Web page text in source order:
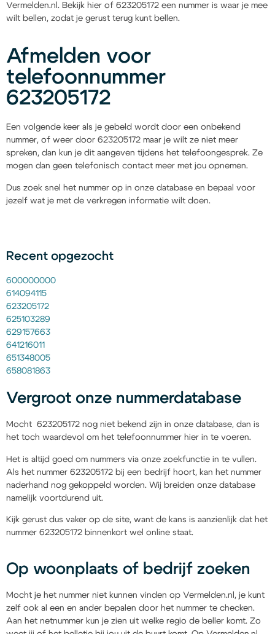
Vermelden.nl. Bekijk hier of 623205172 een nummer is waar je mee
wilt bellen, zodat je gerust terug kunt bellen.
Afmelden voor
telefoonnummer
623205172
Een volgende keer als je gebeld wordt door een onbekend
nummer, of weer door 623205172 maar je wilt ze niet meer
spreken, dan kun je dit aangeven tijdens het telefoongesprek. Ze
mogen dan geen telefonisch contact meer met jou opnemen.
Dus zoek snel het nummer op in onze database en bepaal voor
jezelf wat je met de verkregen informatie wilt doen.
Recent opgezocht
600000000
614094115
623205172
625103289
629157663
641216011
651348005
658081863
Vergroot onze nummerdatabase
Mocht 623205172 nog niet bekend zijn in onze database, dan is
het toch waardevol om het telefoonnummer hier in te voeren.
Het is altijd goed om nummers via onze zoekfunctie in te vullen.
Als het nummer 623205172 bij een bedrijf hoort, kan het nummer
naderhand nog gekoppeld worden. Wij breiden onze database
namelijk voortdurend uit.
Kijk gerust dus vaker op de site, want de kans is aanzienlijk dat het
nummer 623205172 binnenkort wel online staat.
Op woonplaats of bedrijf zoeken
Mocht je het nummer niet kunnen vinden op Vermelden.nl, je kunt
zelf ook al een en ander bepalen door het nummer te checken.
Aan het netnummer kun je zien uit welke regio de beller komt. Zo